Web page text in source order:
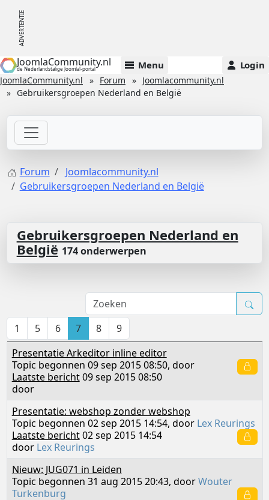
JoomlaCommunity.nl
de Nederlandstalige Joomla!-portal Menu Login
JoomlaCommunity.nl Forum
Joomlacommunity.nl
Gebruikersgroepen Nederland en België
Forum
Joomlacommunity.nl
Gebruikersgroepen Nederland en België
Gebruikersgroepen Nederland en
België 174 onderwerpen
1 5 6 7 8
9
Presentatie Arkeditor inline editor
Topic begonnen 09 sep 2015 08:50, door
Laatste bericht09 sep 2015 08:50
door
Presentatie: webshop zonder webshop
Topic begonnen 02 sep 2015 14:54, door Lex Reurings
Laatste bericht02 sep 2015 14:54
door Lex Reurings
Nieuw: JUG071 in Leiden
Topic begonnen 31 aug 2015 20:43, doorWouter
Turkenburg